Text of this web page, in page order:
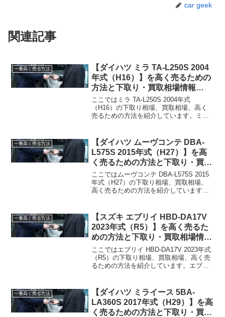
car geek
関連記事
一番高く売る方法
【ダイハツ ミラ TA-L250S 2004
年式（H16）】を高く売るための
方法と下取り・買取相場情報
2026年8月！
ここではミラ TA-L250S 2004年式
（H16）の下取り相場、買取相場、高く
売るための方法を紹介しています。ミラ
相場：最大6万円程度ミラ TA...
一番高く売る方法
【ダイハツ ムーヴコンテ DBA-
L575S 2015年式（H27）】を高
く売るための方法と下取り・買取
相場情報2026年8月！
ここではムーヴコンテ DBA-L575S 2015
年式（H27）の下取り相場、買取相場、
高く売るための方法を紹介しています。
場：最大50万円程度買取相場：最...
一番高く売る方法
【スズキ エブリイ HBD-DA17V
2023年式（R5）】を高く売るた
めの方法と下取り・買取相場情報
2026年8月！
ここではエブリイ HBD-DA17V 2023年式
（R5）の下取り相場、買取相場、高く売
るための方法を紹介しています。エブリ
度買取相場：最大120万...
一番高く売る方法
【ダイハツ ミライース 5BA-
LA360S 2017年式（H29）】を高
く売るための方法と下取り・買取